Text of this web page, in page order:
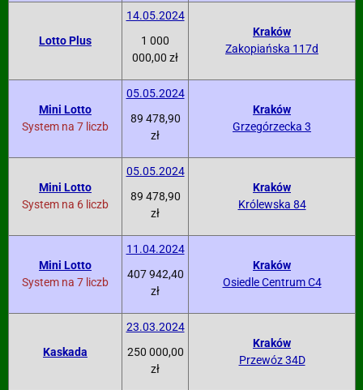
Lotto Plus
14.05.2024
1 000
000,00 zł
Kraków
Zakopiańska 117d
Mini Lotto
System na 7 liczb
05.05.2024
89 478,90
zł
Kraków
Grzegórzecka 3
Mini Lotto
System na 6 liczb
05.05.2024
89 478,90
zł
Kraków
Królewska 84
Mini Lotto
System na 7 liczb
11.04.2024
407 942,40
zł
Kraków
Osiedle Centrum C4
Kaskada
23.03.2024
250 000,00
zł
Kraków
Przewóz 34D